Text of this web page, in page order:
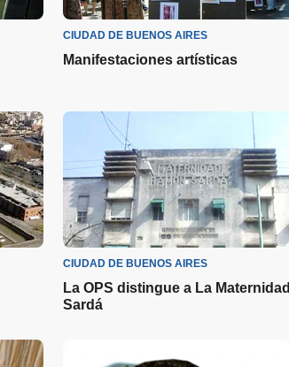
CIUDAD DE BUENOS AIRES
Manifestaciones artísticas
CIUDAD DE BUENOS AIRES
La OPS distingue a La Maternidad
Sardá